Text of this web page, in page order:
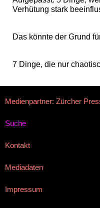
Verhütung stark
Das könnte der Grund
7 Dinge, die nur
Medienpartner: Zürcher
Suche
Kontakt
Mediadaten
Impressum